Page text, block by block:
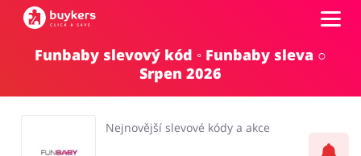
Funbaby slevový kód ◦ Funbaby sleva ○
Srpen 2026
Nejnovější slevové kódy a akce